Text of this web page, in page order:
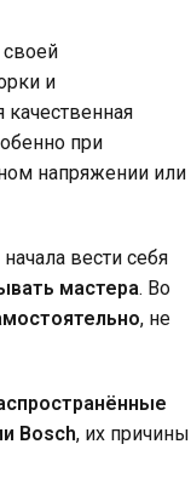
и
при
напряжении или
начала вести себя
мастера. Во
, не
Bosch, их причины